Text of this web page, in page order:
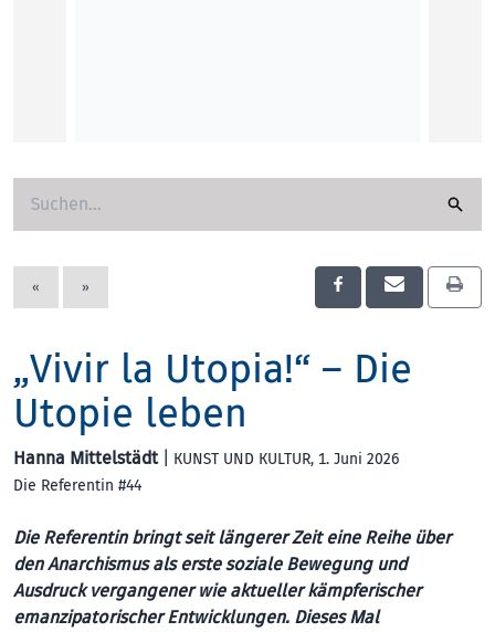
« »
„Vivir la Utopia!“ – Die
Utopie leben
Hanna Mittelstädt| KUNST UND KULTUR, 1. Juni 2026
Die Referentin #44
Die Referentin bringt seit längerer Zeit eine Reihe über
den Anarchismus als erste soziale Bewegung und
Ausdruck vergangener wie aktueller kämpferischer
emanzipatorischer Entwicklungen. Dieses Mal